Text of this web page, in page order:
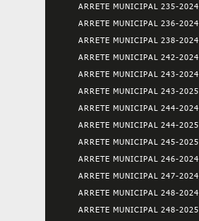
ARRETE MUNICIPAL 235-2024
ARRETE MUNICIPAL 236-2024
ARRETE MUNICIPAL 238-2024
ARRETE MUNICIPAL 242-2024
ARRETE MUNICIPAL 243-2024
ARRETE MUNICIPAL 243-2025
ARRETE MUNICIPAL 244-2024
ARRETE MUNICIPAL 244-2025
ARRETE MUNICIPAL 245-2025
ARRETE MUNICIPAL 246-2024
ARRETE MUNICIPAL 247-2024
ARRETE MUNICIPAL 248-2024
ARRETE MUNICIPAL 248-2025